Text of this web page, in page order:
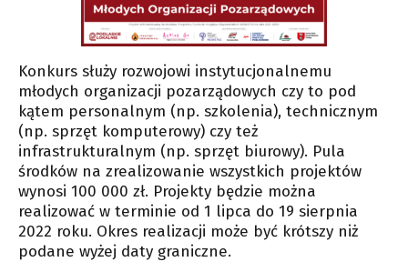
Konkurs służy rozwojowi instytucjonalnemu
młodych organizacji pozarządowych czy to pod
kątem personalnym (np. szkolenia), technicznym
(np. sprzęt komputerowy) czy też
infrastrukturalnym (np. sprzęt biurowy). Pula
środków na zrealizowanie wszystkich projektów
wynosi 100 000 zł. Projekty będzie można
realizować w terminie od 1 lipca do 19 sierpnia
2022 roku. Okres realizacji może być krótszy niż
podane wyżej daty graniczne.